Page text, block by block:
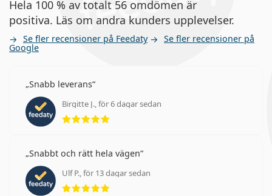
Hela 100 % av totalt 56 omdömen är
positiva. Läs om andra kunders upplevelser.
Se fler recensioner på Feedaty Se fler recensioner på
Google
Snabb leverans
Birgitte J., för 6 dagar sedan
Betyg 5 av 5
Snabbt och rätt hela vägen
Ulf P., för 13 dagar sedan
Betyg 5 av 5